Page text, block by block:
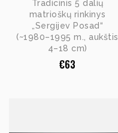
Tradicinis 5 dalių
matrioškų rinkinys
„Sergijev Posad“
(~1980–1995 m., aukštis
4–18 cm)
€63